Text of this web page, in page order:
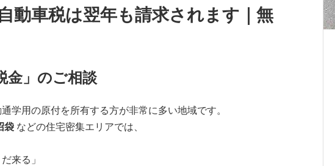
動車税は翌年も請求されます｜無
金」のご相談
学用の原付を所有する方が非常に多い地域です。
袋 などの住宅密集エリアでは、
来る」